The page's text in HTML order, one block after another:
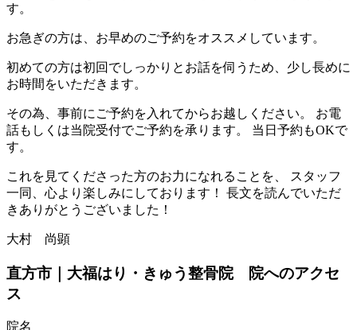
す。
お急ぎの方は、お早めのご予約をオススメしています。
初めての方は初回でしっかりとお話を伺うため、少し長めに
お時間をいただきます。
その為、 事前にご予約を入れてからお越しください。
お電
話もしくは当院受付でご予約を承ります。 当日予約もOKで
す。
これを見てくださった方のお力になれることを、 スタッフ
一同、心より楽しみにしております！ 長文を読んでいただ
きありがとうございました！
大村 尚顕
直方市｜大福はり・きゅう整骨院 院へのアクセ
ス
院名